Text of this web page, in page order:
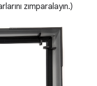
zımparalayın.)